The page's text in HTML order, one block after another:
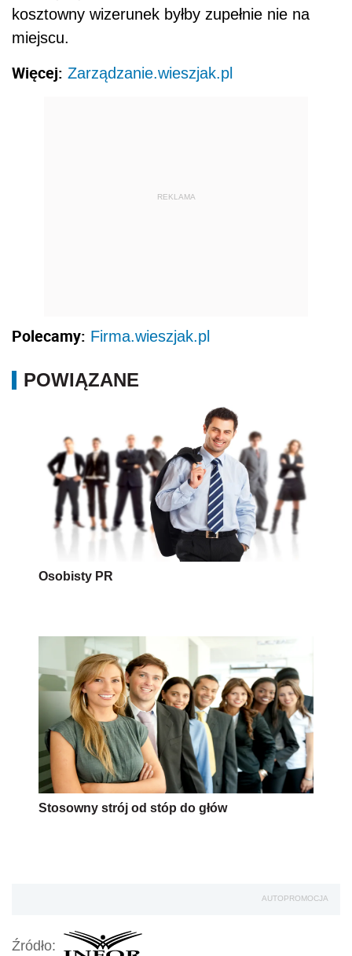
kosztowny wizerunek byłby zupełnie nie na
miejscu.
Więcej: Zarządzanie.wieszjak.pl
REKLAMA
Polecamy: Firma.wieszjak.pl
POWIĄZANE
Osobisty PR
Stosowny strój od stóp do głów
AUTOPROMOCJA
Źródło: